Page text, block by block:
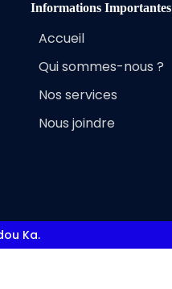
Informations Importantes
Accueil
Qui sommes-nous ?
Nos services
Nous joindre
Ka.